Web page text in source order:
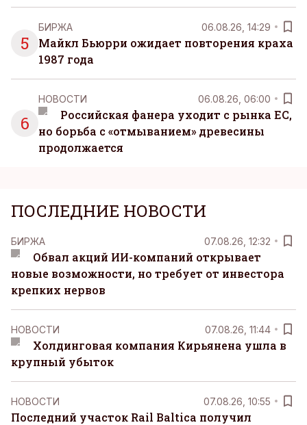
5
БИРЖА 06.08.26, 14:29
Майкл Бьюрри ожидает повторения краха
1987 года
6
НОВОСТИ 06.08.26, 06:00
Российская фанера уходит с рынка ЕС,
но борьба с «отмыванием» древесины
продолжается
ПОСЛЕДНИЕ НОВОСТИ
БИРЖА 07.08.26, 12:32
Обвал акций ИИ-компаний открывает
новые возможности, но требует от инвестора
крепких нервов
НОВОСТИ 07.08.26, 11:44
Холдинговая компания Кирьянена ушла в
крупный убыток
НОВОСТИ 07.08.26, 10:55
Последний участок Rail Baltica получил